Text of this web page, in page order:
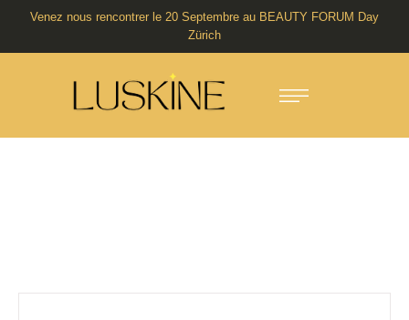
Venez nous rencontrer le 20 Septembre au BEAUTY FORUM Day
Zürich